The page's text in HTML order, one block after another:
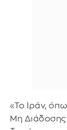
«Το Ιράν,
Μη